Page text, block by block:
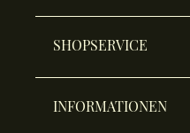
SHOPSERVICE
INFORMATIONEN